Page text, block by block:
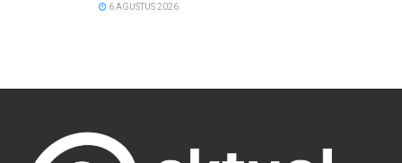
6 AGUSTUS 2026